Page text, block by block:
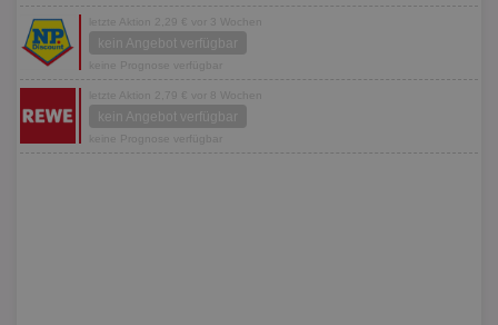
letzte Aktion 2,29 € vor 3 Wochen
kein Angebot verfügbar
keine Prognose verfügbar
letzte Aktion 2,79 € vor 8 Wochen
kein Angebot verfügbar
keine Prognose verfügbar